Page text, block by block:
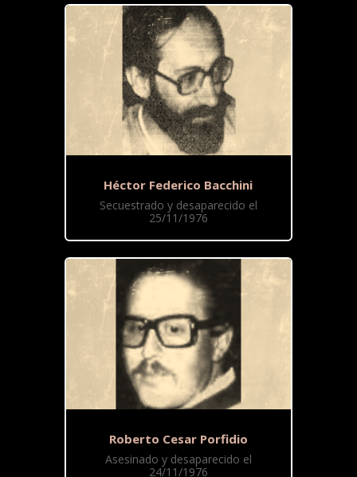
Héctor Federico Bacchini
Secuestrado y desaparecido el
25/11/1976
Roberto Cesar Porfidio
Asesinado y desaparecido el
24/11/1976